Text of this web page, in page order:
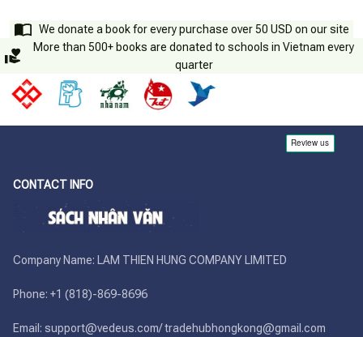
We donate a book for every purchase over 50 USD on our site
More than 500+ books are donated to schools in Vietnam every
quarter
CONTACT INFO
Company Name: LAM THIEN HUNG COMPANY LIMITED
Phone: +1 (818)-869-8696
Email: support@vedeus.com/ tradehubhongkong@gmail.com